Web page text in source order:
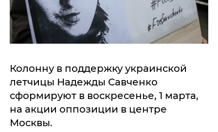
Колонну в поддержку украинской
летчицы Надежды Савченко
сформируют в воскресенье, 1 марта,
на акции оппозиции в центре
Москвы.